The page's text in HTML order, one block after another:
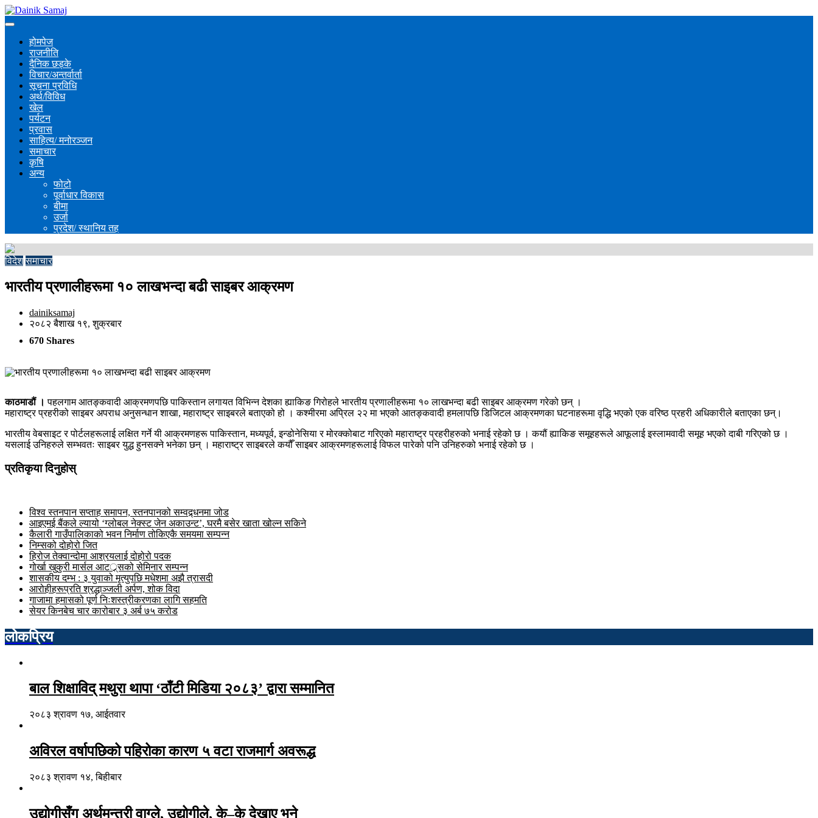
होमपेज
राजनीति
दैनिक छड्के
विचार/अन्तर्वार्ता
सूचना प्रविधि
अर्थ/विविध
खेल
पर्यटन
प्रवास
साहित्य/ मनोरञ्जन
समाचार
कृषि
अन्य
फोटो
पूर्वाधार विकास
बीमा
उर्जा
प्रदेश/ स्थानिय तह
विदेश समाचार
भारतीय प्रणालीहरूमा १० लाखभन्दा बढी साइबर आक्रमण
dainiksamaj
२०८२ बैशाख १९, शुक्रबार
670 Shares
काठमाडौं । पहलगाम आतङ्कवादी आक्रमणपछि पाकिस्तान लगायत विभिन्न देशका ह्याकिङ गिरोहले भारतीय प्रणालीहरूमा १० लाखभन्दा बढी साइबर आक्रमण गरेको छन् ।
महाराष्ट्र प्रहरीको साइबर अपराध अनुसन्धान शाखा, महाराष्ट्र साइबरले बताएको हो । कश्मीरमा अप्रिल २२ मा भएको आतङ्कवादी हमलापछि डिजिटल आक्रमणका घटनाहरूमा वृद्धि भएको एक वरिष्ठ प्रहरी अधिकारीले बताएका छन्।
भारतीय वेबसाइट र पोर्टलहरूलाई लक्षित गर्ने यी आक्रमणहरू पाकिस्तान, मध्यपूर्व, इन्डोनेसिया र मोरक्कोबाट गरिएको महाराष्ट्र प्रहरीहरुको भनाई रहेको छ । कयौं ह्याकिङ समूहहरूले आफूलाई इस्लामवादी समूह भएको दाबी गरिएको छ ।
यसलाई उनिहरुले सम्भवतः साइबर युद्ध हुनसक्ने भनेका छन् । महाराष्ट्र साइबरले कयौँ साइबर आक्रमणहरूलाई विफल पारेको पनि उनिहरुको भनाई रहेको छ ।
प्रतिकृया दिनुहोस्
विश्व स्तनपान सप्ताह समापन, स्तनपानको सम्वद्र्धनमा जोड
आइएमई बैंकले ल्यायो ‘ग्लोबल नेक्स्ट जेन अकाउन्ट’, घरमै बसेर खाता खोल्न सकिने
कैलारी गाउँपालिकाको भवन निर्माण तोकिएकै समयमा सम्पन्न
निम्सको दोहोरो जित
हिरोज तेक्वान्दोमा आश्रयलाई दोहोरो पदक
गोर्खा खुकुरी मार्सल आटर््र्सको सेमिनार सम्पन्न
शासकीय दम्भ : ३ युवाको मृत्युपछि मधेशमा अझै त्रासदी
आरोहीहरूप्रति श्रद्धाञ्जली अर्पण, शोक विदा
गाजामा हमासको पूर्ण निःशस्त्रीकरणका लागि सहमति
सेयर किनबेच चार कारोबार ३ अर्ब ७५ करोड
लोकप्रिय
बाल शिक्षाविद् मथुरा थापा ‘ठाँटी मिडिया २०८३’ द्वारा सम्मानित
२०८३ श्रावण १७, आईतवार
अविरल वर्षापछिको पहिरोका कारण ५ वटा राजमार्ग अवरूद्ध
२०८३ श्रावण १४, बिहीबार
उद्योगीसँग अर्थमन्त्री वाग्ले, उद्योगीले, के–के देखाए भने